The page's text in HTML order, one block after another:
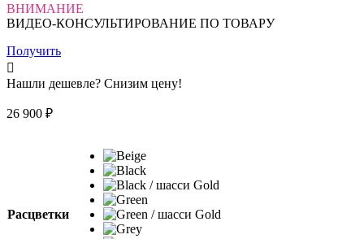
ВНИМАНИЕ
ВИДЕО-КОНСУЛЬТИРОВАНИЕ ПО ТОВАРУ
Получить
Нашли дешевле? Снизим цену!
26 900 ₽
Расцветки